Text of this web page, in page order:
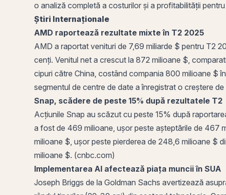
o analiză completă a costurilor și a profitabilității
Știri Internaționale
AMD raportează rezultate mixte în T2 2025
AMD a raportat venituri de 7,69 miliarde $ pentru T2
cenți. Venitul net a crescut la 872 milioane $,
cipuri către China, costând compania 800 milioane $
segmentul de centre de date a înregistrat o creștere
Snap, scădere de peste 15% după rezultatele T2
Acțiunile Snap au scăzut cu peste 15% după
a fost de 469 milioane, ușor peste așteptările de 467
milioane $, ușor peste pierderea de 248,6 milioane $
milioane $. (cnbc.com)
Implementarea AI afectează piața muncii în SUA
Joseph Briggs de la Goldman Sachs avertizează